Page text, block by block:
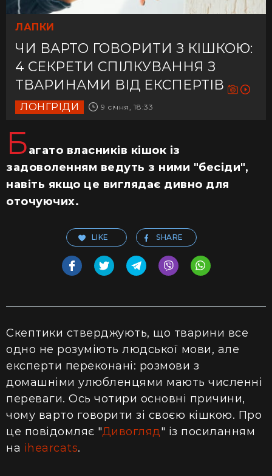
ЛАПКИ
ЧИ ВАРТО ГОВОРИТИ З КІШКОЮ:
4 СЕКРЕТИ СПІЛКУВАННЯ З
ТВАРИНАМИ ВІД ЕКСПЕРТІВ
ЛОНГРІДИ 9 січня, 18:33
Багато власників кішок із
задоволенням ведуть з ними "бесіди",
навіть якщо це виглядає дивно для
оточуючих.
LIKE SHARE
Скептики стверджують, що тварини все
одно не розуміють людської мови, але
експерти переконані: розмови з
домашніми улюбленцями мають численні
переваги. Ось чотири основні причини,
чому варто говорити зі своєю кішкою. Про
це повідомляє "Дивогляд" із посиланням
на ihearcats.